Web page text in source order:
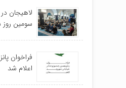
لاهیجان
سومین روز درگذشت
فراخوان
اعلام شد